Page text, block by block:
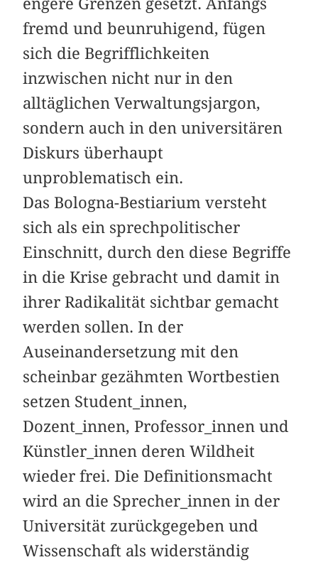
engere Grenzen gesetzt. Anfangs
fremd und beunruhigend, fügen
sich die Begrifflichkeiten
inzwischen nicht nur in den
alltäglichen Verwaltungsjargon,
sondern auch in den universitären
Diskurs überhaupt
unproblematisch ein.
Das Bologna-Bestiarium versteht
sich als ein sprechpolitischer
Einschnitt, durch den diese Begriffe
in die Krise gebracht und damit in
ihrer Radikalität sichtbar gemacht
werden sollen. In der
Auseinandersetzung mit den
scheinbar gezähmten Wortbestien
setzen Student_innen,
Dozent_innen, Professor_innen und
Künstler_innen deren Wildheit
wieder frei. Die Definitionsmacht
wird an die Sprecher_innen in der
Universität zurückgegeben und
Wissenschaft als widerständig